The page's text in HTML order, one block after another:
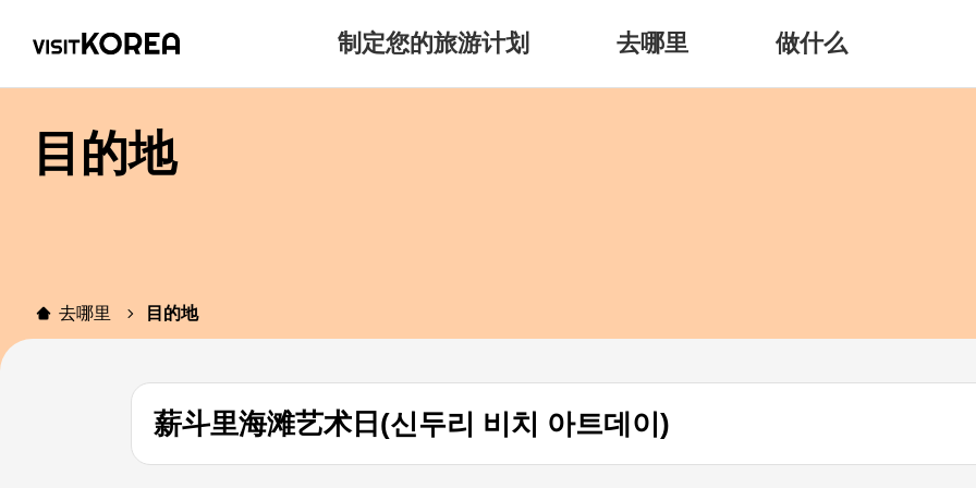
制定您的旅游计划 去哪里 做什么
目的地
去哪里 目的地
薪斗里海滩艺术日(신두리 비치 아트데이)